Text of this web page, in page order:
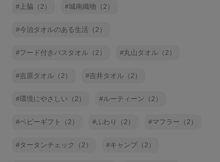
上脇（2） 城南織物（2）
今治タオルのある生活（2）
フード付きバスタオル（2） 丸山タオル（2）
吉原タオル（2） 吉井タオル（2）
環境にやさしい（2） ルーティーン（2）
ベビーギフト（2） ふわり（2） マフラー（2）
タータンチェック（2） キャンプ（2）